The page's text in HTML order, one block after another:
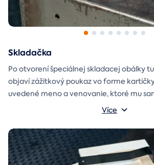
Skladačka
Po otvorení špeciálnej skladacej obálky
objaví zážitkový poukaz vo forme
uvedené meno a venovanie, ktoré mu
Více